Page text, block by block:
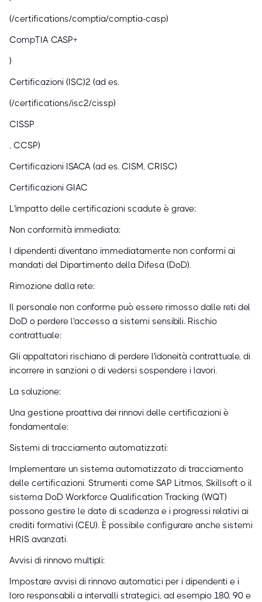
(/certifications/comptia/comptia-casp)
CompTIA CASP+
)
Certificazioni (ISC)² (ad es.
(/certifications/isc2/cissp)
CISSP
, CCSP)
Certificazioni ISACA (ad es. CISM, CRISC)
Certificazioni GIAC
L'impatto delle certificazioni scadute è grave:
Non conformità immediata:
I dipendenti diventano immediatamente non conformi ai
mandati del Dipartimento della Difesa (DoD).
Rimozione dalla rete:
Il personale non conforme può essere rimosso dalle reti del
DoD o perdere l'accesso a sistemi sensibili. Rischio
contrattuale:
Gli appaltatori rischiano di perdere l'idoneità contrattuale, di
incorrere in sanzioni o di vedersi sospendere i lavori.
La soluzione:
Una gestione proattiva dei rinnovi delle certificazioni è
fondamentale:
Sistemi di tracciamento automatizzati:
Implementare un sistema automatizzato di tracciamento
delle certificazioni. Strumenti come SAP Litmos, Skillsoft o il
sistema DoD Workforce Qualification Tracking (WQT)
possono gestire le date di scadenza e i progressi relativi ai
crediti formativi (CEU). È possibile configurare anche sistemi
HRIS avanzati.
Avvisi di rinnovo multipli:
Impostare avvisi di rinnovo automatici per i dipendenti e i
loro responsabili a intervalli strategici, ad esempio 180, 90 e